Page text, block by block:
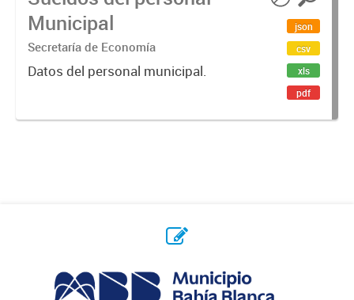
Municipal
Secretaría de Economía
Datos del personal municipal.
json
csv
xls
pdf